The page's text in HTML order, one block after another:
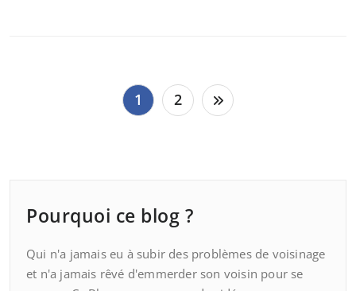
1 2
Pourquoi ce blog ?
Qui n'a jamais eu à subir des problèmes de voisinage
et n'a jamais rêvé d'emmerder son voisin pour se